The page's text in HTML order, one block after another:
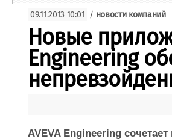
Судостроение
Пульс
Новости
Компании
Репутация
Работа
Торговая
Доска
Продажа
Оборудование
Изделия
Материалы
Услуги
09.11.2013 10:01 / новости компаний
Новые
Engineering
AVEVA Engineering